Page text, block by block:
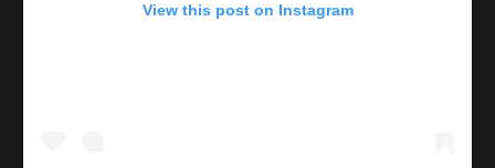
View this post on Instagram